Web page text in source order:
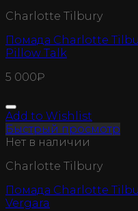
Charlotte Tilbury
Помада Charlotte
Pillow Talk
5 000₽
Add to Wishlist
Быстрый просмотр
Нет в наличии
Charlotte Tilbury
Помада Charlotte
Vergara